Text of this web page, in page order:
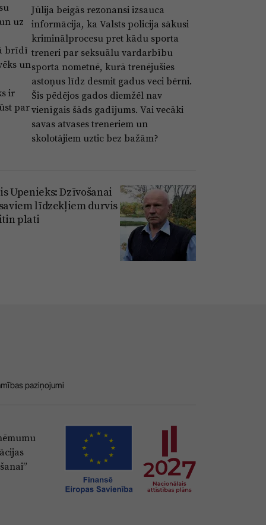
uz
brīdī
un
ir
par
Jūlija beigās rezonansi izsauca
informācija, ka Valsts policija sākusi
kriminālprocesu pret kādu sporta
treneri par seksuālu vardarbību
sporta nometnē, kurā trenējušies
astoņus līdz desmit gadus veci bērni.
Šis pēdējos gados diemžēl nav
vienīgais šāds gadījums. Vai vecāki
savas atvases treneriem un
skolotājiem uztic bez bažām?
Upenieks: Dzīvošanai
līdzekļiem durvis
plati
paziņojumi